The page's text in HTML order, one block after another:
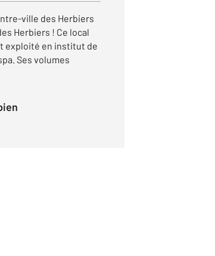
ville des Herbiers
Herbiers ! Ce local
exploité en institut de
Ses volumes